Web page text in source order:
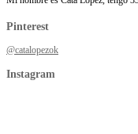
Pinterest
@catalopezok
Instagram